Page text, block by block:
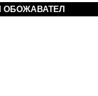
ОБОЖАВАТЕЛ